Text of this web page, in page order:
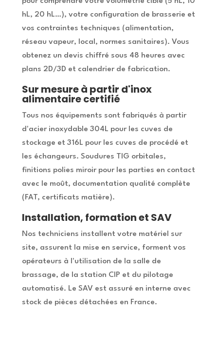
hL, 20 hL…), votre configuration de brasserie et
vos contraintes techniques (alimentation,
réseau vapeur, local, normes sanitaires). Vous
obtenez un devis chiffré sous 48 heures avec
plans 2D/3D et calendrier de fabrication.
Sur mesure à partir d'inox
alimentaire certifié
Tous nos équipements sont fabriqués à partir
d'acier inoxydable 304L pour les cuves de
stockage et 316L pour les cuves de procédé et
les échangeurs. Soudures TIG orbitales,
finitions polies miroir pour les parties en contact
avec le moût, documentation qualité complète
(FAT, certificats matière).
Installation, formation et SAV
Nos techniciens installent votre matériel sur
site, assurent la mise en service, forment vos
opérateurs à l'utilisation de la salle de
brassage, de la station CIP et du pilotage
automatisé. Le SAV est assuré en interne avec
stock de pièces détachées en France.